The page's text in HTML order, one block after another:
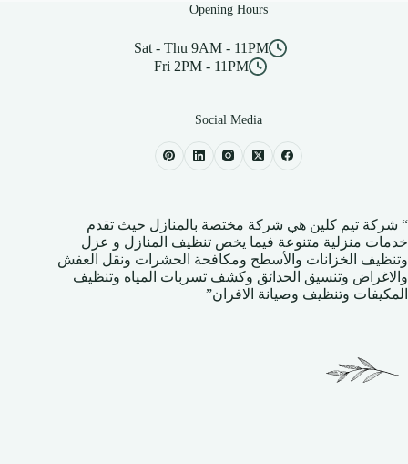
Opening Hours
Sat - Thu 9AM - 11PM
Fri 2PM - 11PM
Social Media
“ شركة تيم كلين هي شركة مختصة بالمنازل حيث تقدم
خدمات منزلية متنوعة فيما يخص تنظيف المنازل و عزل
وتنظيف الخزانات والأسطح ومكافحة الحشرات ونقل العفش
والاغراض وتنسيق الحدائق وكشف تسربات المياه وتنظيف
المكيفات وتنظيف وصيانة الافران”